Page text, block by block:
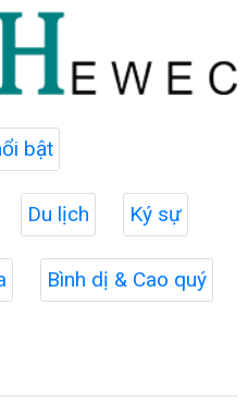
bật
Du lịch Ký sự
Bình dị & Cao quý